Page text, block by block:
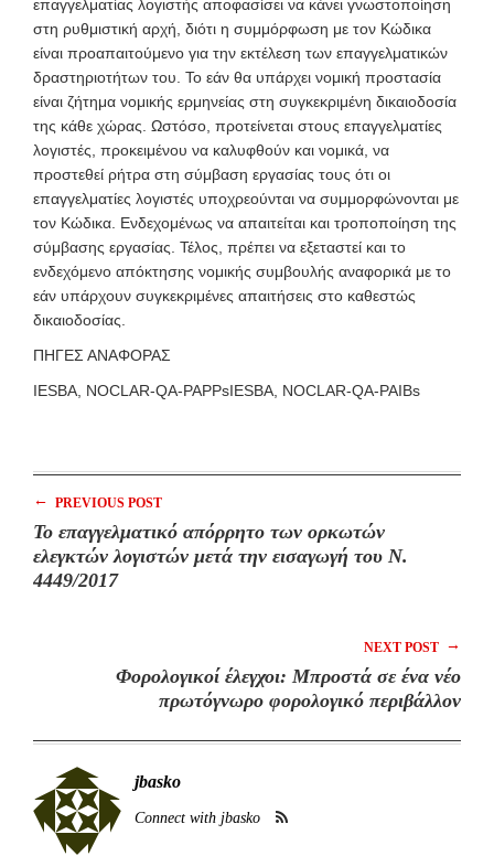
επαγγελματίας λογιστής αποφασίσει να κάνει γνωστοποίηση
στη ρυθμιστική αρχή, διότι η συμμόρφωση με τον Κώδικα
είναι προαπαιτούμενο για την εκτέλεση των επαγγελματικών
δραστηριοτήτων του. Το εάν θα υπάρχει νομική προστασία
είναι ζήτημα νομικής ερμηνείας στη συγκεκριμένη δικαιοδοσία
της κάθε χώρας. Ωστόσο, προτείνεται στους επαγγελματίες
λογιστές, προκειμένου να καλυφθούν και νομικά, να
προστεθεί ρήτρα στη σύμβαση εργασίας τους ότι οι
επαγγελματίες λογιστές υποχρεούνται να συμμορφώνονται με
τον Κώδικα. Ενδεχομένως να απαιτείται και τροποποίηση της
σύμβασης εργασίας. Τέλος, πρέπει να εξεταστεί και το
ενδεχόμενο απόκτησης νομικής συμβουλής αναφορικά με το
εάν υπάρχουν συγκεκριμένες απαιτήσεις στο καθεστώς
δικαιοδοσίας.
ΠΗΓΕΣ ΑΝΑΦΟΡΑΣ
IESBA, NOCLAR-QA-PAPPsIESBA, NOCLAR-QA-PAIBs
← PREVIOUS POST
Το επαγγελματικό απόρρητο των ορκωτών
ελεγκτών λογιστών μετά την εισαγωγή του Ν.
4449/2017
NEXT POST →
Φορολογικοί έλεγχοι: Μπροστά σε ένα νέο
πρωτόγνωρο φορολογικό περιβάλλον
jbasko
Connect with jbasko